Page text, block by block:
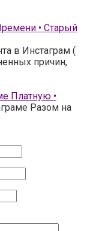
• Старый
в Инстаграм (
причин,
Платную •
Разом на